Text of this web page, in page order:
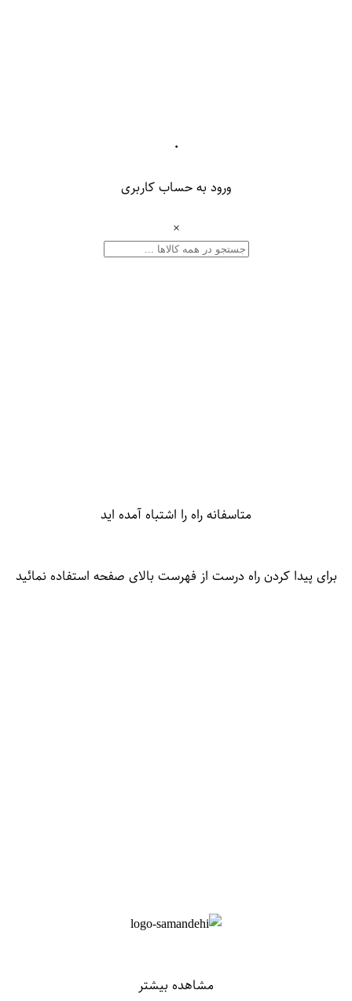
۰
ورود به حساب کاربری
×
متاسفانه راه را اشتباه آمده اید
برای پیدا کردن راه درست از فهرست بالای صفحه استفاده نمائید
مشاهده بیشتر